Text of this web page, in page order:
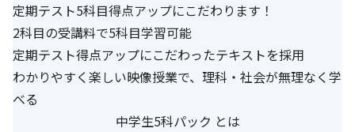
定期テスト5科目得点アップにこだわります！
2科目の受講料で5科目学習可能
定期テスト得点アップにこだわったテキストを採用
わかりやすく楽しい映像授業で、理科・社会が無理なく学
べる
中学生5科パック とは